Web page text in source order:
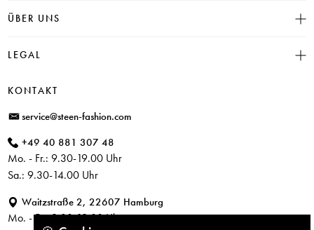
Häufige Fragen
Rücksendung
INSIEME
JUVIA
CANDICE COOPER
+ Mehr Designer
ÜBER UNS
Historie
LEGAL
Impressum
KONTAKT
service@steen-fashion.com
+49 40 881 307 48
Mo. - Fr.: 9.30-19.00 Uhr
Sa.: 9.30-14.00 Uhr
Waitzstraße 2, 22607 Hamburg
Mo. - Fr.: 9.30-19.00 Uhr